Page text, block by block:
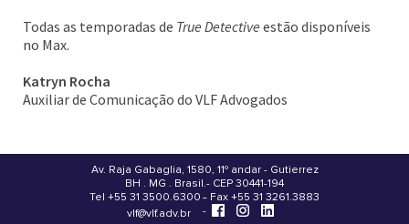
Todas as temporadas de True Detective estão disponíveis
no Max.
Katryn Rocha
Auxiliar de Comunicação do VLF Advogados
Av. Raja Gabaglia, 1580, 11º andar - Gutierrez
.
BH . MG . Brasil - CEP 30441-194
-
Tel +55 31 3500.6300 - Fax +55 31 3261.3883
-
vlf@vlf.adv.br